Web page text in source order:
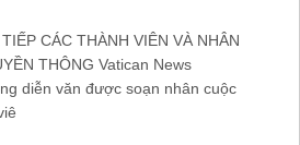
CÁC THÀNH VIÊN VÀ NHÂN
THÔNG Vatican News
diễn văn được soạn nhân cuộc